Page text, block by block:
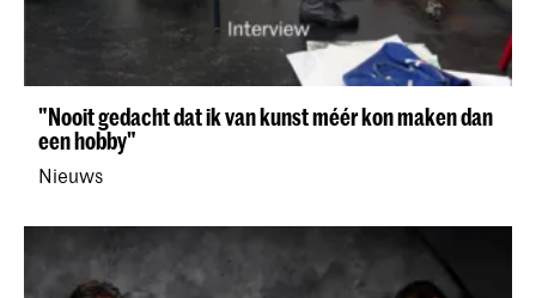
"Nooit gedacht dat ik van kunst méér kon maken dan
een hobby"
Nieuws